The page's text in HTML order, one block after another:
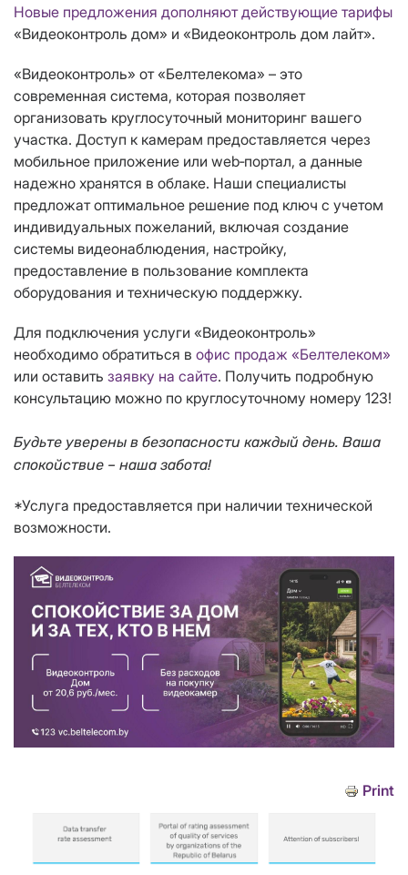
Новые предложения дополняют действующие тарифы
«Видеоконтроль дом» и «Видеоконтроль дом лайт».
«Видеоконтроль» от «Белтелекома» – это
современная система, которая позволяет
организовать круглосуточный мониторинг вашего
участка. Доступ к камерам предоставляется через
мобильное приложение или web‑портал, а данные
надежно хранятся в облаке. Наши специалисты
предложат оптимальное решение под ключ с учетом
индивидуальных пожеланий, включая создание
системы видеонаблюдения, настройку,
предоставление в пользование комплекта
оборудования и техническую поддержку.
Для подключения услуги «Видеоконтроль»
необходимо обратиться в офис продаж «Белтелеком»
или оставить заявку на сайте. Получить подробную
консультацию можно по круглосуточному номеру 123!
Будьте уверены в безопасности каждый день. Ваша
спокойствие – наша забота!
*Услуга предоставляется при наличии технической
возможности.
Print